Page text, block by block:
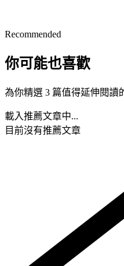
Recommended
你可能也喜歡
為你精選 3 篇值得延伸閱讀
載入推薦文章中...
目前沒有推薦文章